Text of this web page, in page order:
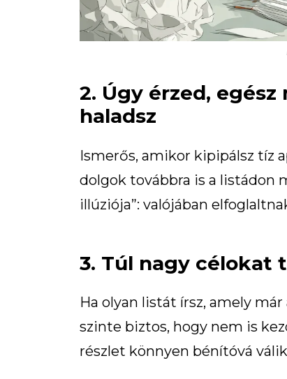
2. Úgy érzed,
haladsz
Ismerős, amikor kipipálsz tíz
dolgok továbbra is a listádon
illúziója”: valójában
3. Túl nagy célokat
Ha olyan listát írsz, amely
szinte biztos, hogy nem is
részlet könnyen bénítóvá